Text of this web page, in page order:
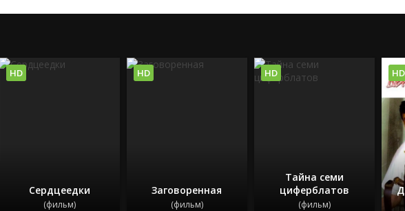
Сердцеедки
(фильм)
HD
Заговоренная
(фильм)
HD
Тайна семи
циферблатов
(фильм)
HD HD